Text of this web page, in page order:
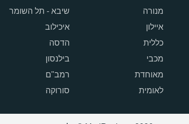
מנורה
איילון
כללית
מכבי
מאוחדת
לאומית
שיבא - תל השומר
איכילוב
הדסה
בילנסון
רמב"ם
סורוקה